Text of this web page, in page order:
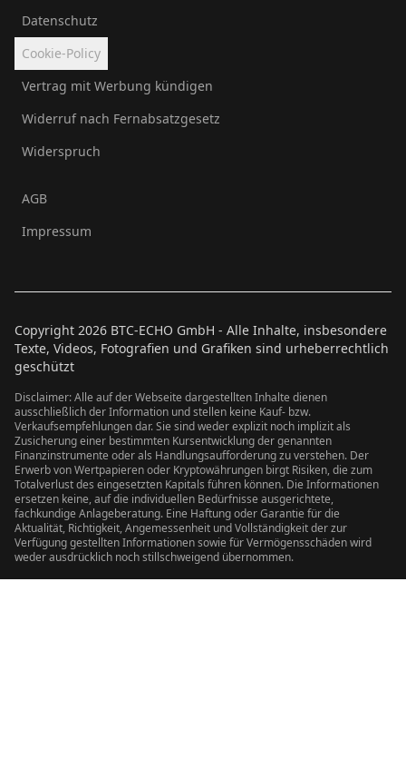
Datenschutz
Cookie-Policy
Vertrag mit Werbung kündigen
Widerruf nach Fernabsatzgesetz
Widerspruch
AGB
Impressum
Copyright 2026 BTC-ECHO GmbH - Alle Inhalte, insbesondere
Texte, Videos, Fotografien und Grafiken sind urheberrechtlich
geschützt
Disclaimer: Alle auf der Webseite dargestellten Inhalte dienen
ausschließlich der Information und stellen keine Kauf- bzw.
Verkaufsempfehlungen dar. Sie sind weder explizit noch implizit als
Zusicherung einer bestimmten Kursentwicklung der genannten
Finanzinstrumente oder als Handlungsaufforderung zu verstehen. Der
Erwerb von Wertpapieren oder Kryptowährungen birgt Risiken, die zum
Totalverlust des eingesetzten Kapitals führen können. Die Informationen
ersetzen keine, auf die individuellen Bedürfnisse ausgerichtete,
fachkundige Anlageberatung. Eine Haftung oder Garantie für die
Aktualität, Richtigkeit, Angemessenheit und Vollständigkeit der zur
Verfügung gestellten Informationen sowie für Vermögensschäden wird
weder ausdrücklich noch stillschweigend übernommen.